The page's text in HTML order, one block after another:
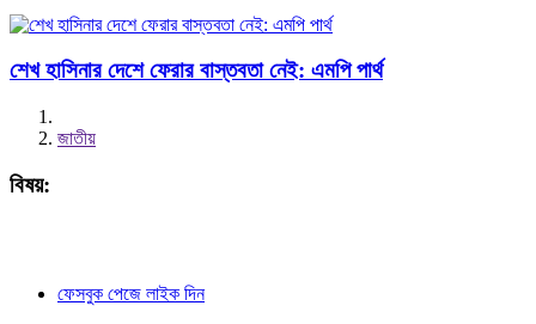
শেখ হাসিনার দেশে ফেরার বাস্তবতা নেই: এমপি পার্থ
জাতীয়
বিষয়:
ফেসবুক পেজে লাইক দিন